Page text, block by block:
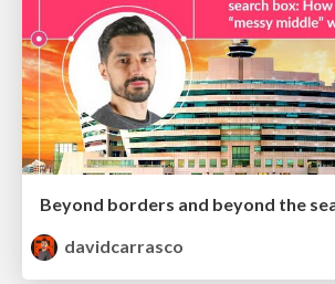
davidcarrasco